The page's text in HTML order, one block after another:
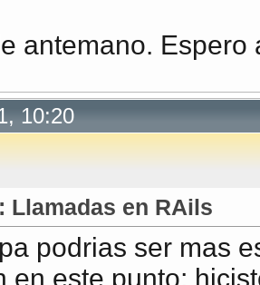
antemano.
10:20
Llamadas en RAils
podrias ser mas
en este punto;